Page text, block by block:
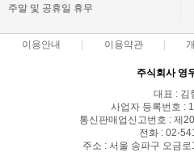
주말 및 공휴일 휴무
이용안내 이용약관
주식회사 영
대표 : 김
사업자 등록번호 :
통신판매업신고번호 : 제
전화 : 02-
주소 : 서울 송파구 오금